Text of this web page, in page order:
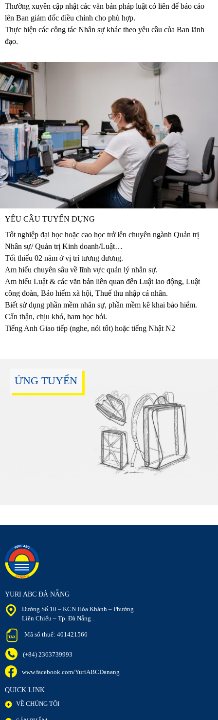
Thường xuyên cập nhật các văn bản pháp luật có liên để báo cáo
lên Ban giám đốc điều chỉnh cho phù hợp.
Thực hiện các công tác Nhân sự khác theo yêu cầu của Ban lãnh
đạo.
YÊU CẦU TUYỂN DỤNG
Tốt nghiệp đại học hoặc cao học trở lên chuyên ngành Quản trị
Nhân sự/ Quản trị Kinh doanh/Luật…
Tối thiểu 02 năm ở vị trí tương đương.
Am hiểu chuyên sâu về lĩnh vực quản lý nhân sự.
Am hiểu Luật & các văn bản liên quan đến Luật lao động, Luật
công đoàn, Bảo hiểm xã hội, Thuế thu nhập cá nhân.
Biết sử dụng phần mềm nhân sự, phần mềm kê khai bảo hiểm.
Cẩn thận, chịu khó, ham học hỏi.
Tiếng Anh Giao tiếp (nghe, nói tốt) hoặc tiếng Nhật N2
ỨNG TUYỂN
YURI ABC ĐÀ NẴNG
Đường Số 10 – KCN Hòa Khánh – Phường
Liên Chiểu – Tp. Đà Nẵng .
Mã số thuế: 401421566
(+84) 2363739993
www.facebook.com/YuriABCDanang
QUICK LINK
VỀ CHÚNG TÔI